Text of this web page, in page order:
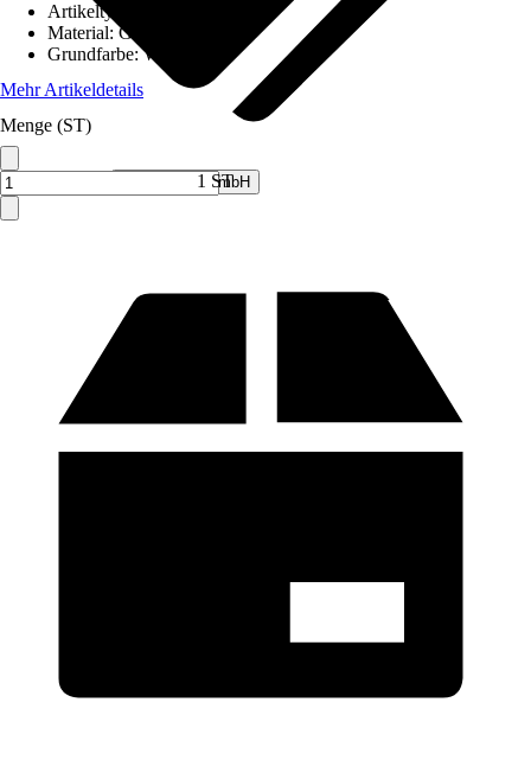
Verkauf durch: V&V Online GmbH
Artikeltyp
Material:Glas
Grundfarbe:Weiß
Mehr Artikeldetails
Menge (ST)
1 ST